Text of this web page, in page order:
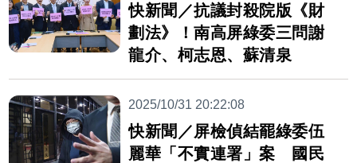
快新聞／抗議封殺院版《財
劃法》！南高屏綠委三問謝
龍介、柯志恩、蘇清泉
2025/10/31 20:22:08
快新聞／屏檢偵結罷綠委伍
麗華「不實連署」案 國民